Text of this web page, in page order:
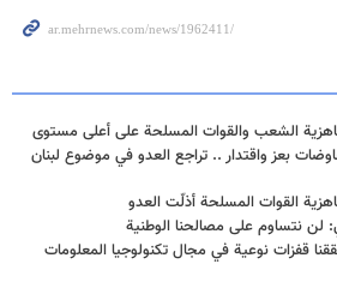
الشعب والقوات المسلحة على أعلى مستوى
بعز واقتدار .. تراجع العدو في موضوع لبنان
القوات المسلحة أذلّت العدو
لن نتساوم على مصالحنا الوطنية
قفزات نوعية في مجال تكنولوجيا المعلومات